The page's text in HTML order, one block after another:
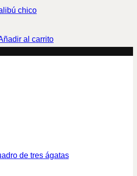
chico
al carrito